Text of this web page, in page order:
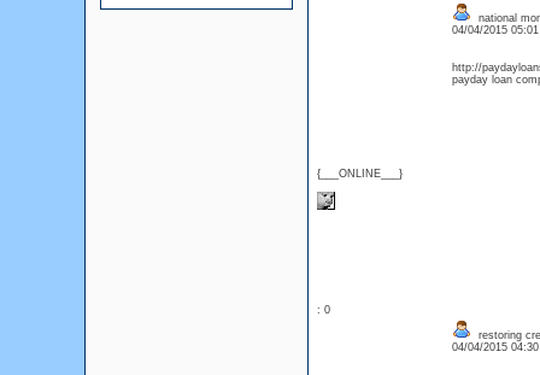
{___ONLINE___}
national
04/04/2015
http://
payday loan
: 0
restoring
04/04/2015